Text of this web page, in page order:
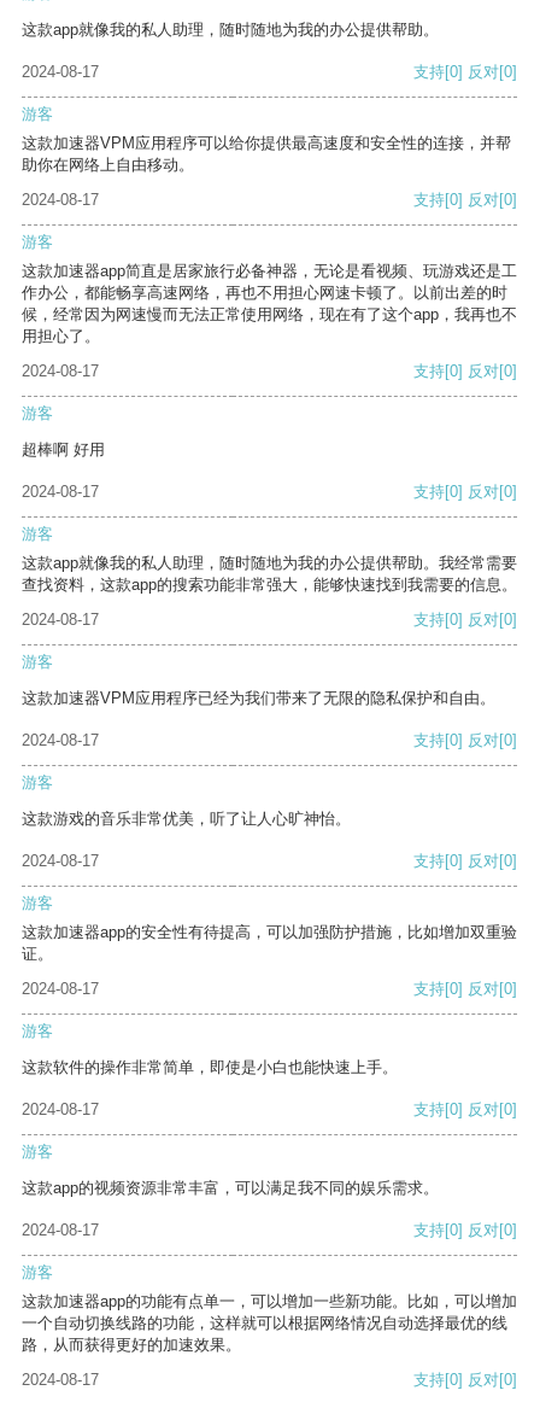
这款app就像我的私人助理，随时随地为我的办公提供帮助。
2024-08-17 支持[0] 反对[0]
游客
这款加速器VPM应用程序可以给你提供最高速度和安全性的连接，并帮
助你在网络上自由移动。
2024-08-17
支持[0] 反对[0]
游客
这款加速器app简直是居家旅行必备神器，无论是看视频、玩游戏还是工
作办公，都能畅享高速网络，再也不用担心网速卡顿了。以前出差的时
候，经常因为网速慢而无法正常使用网络，现在有了这个app，我再也不
用担心了。
2024-08-17
支持[0] 反对[0]
游客
超棒啊 好用
2024-08-17 支持[0] 反对[0]
游客
这款app就像我的私人助理，随时随地为我的办公提供帮助。我经常需要
查找资料，这款app的搜索功能非常强大，能够快速找到我需要的信息。
2024-08-17
支持[0] 反对[0]
游客
这款加速器VPM应用程序已经为我们带来了无限的隐私保护和自由。
2024-08-17 支持[0] 反对[0]
游客
这款游戏的音乐非常优美，听了让人心旷神怡。
2024-08-17 支持[0] 反对[0]
游客
这款加速器app的安全性有待提高，可以加强防护措施，比如增加双重验
证。
2024-08-17
支持[0] 反对[0]
游客
这款软件的操作非常简单，即使是小白也能快速上手。
2024-08-17 支持[0] 反对[0]
游客
这款app的视频资源非常丰富，可以满足我不同的娱乐需求。
2024-08-17 支持[0] 反对[0]
游客
这款加速器app的功能有点单一，可以增加一些新功能。比如，可以增加
一个自动切换线路的功能，这样就可以根据网络情况自动选择最优的线
路，从而获得更好的加速效果。
2024-08-17
支持[0] 反对[0]